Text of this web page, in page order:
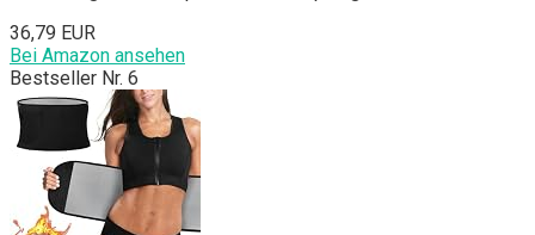
36,79 EUR
Bei Amazon ansehen
Bestseller Nr. 6